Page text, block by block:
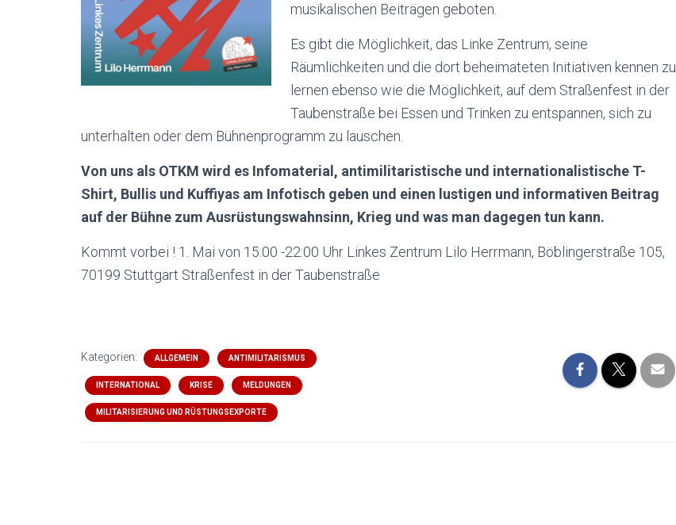
musikalischen Beiträgen geboten.
Es gibt die Möglichkeit, das Linke Zentrum, seine
Räumlichkeiten und die dort beheimateten Initiativen kennen zu
lernen ebenso wie die Möglichkeit, auf dem Straßenfest in der
Taubenstraße bei Essen und Trinken zu entspannen, sich zu
unterhalten oder dem Bühnenprogramm zu lauschen.
Von uns als OTKM wird es Infomaterial, antimilitaristische und internationalistische T-
Shirt, Bullis und Kuffiyas am Infotisch geben und einen lustigen und informativen Beitrag
auf der Bühne zum Ausrüstungswahnsinn, Krieg und was man dagegen tun kann.
Kommt vorbei ! 1. Mai von 15:00 -22:00 Uhr Linkes Zentrum Lilo Herrmann, Böblingerstraße 105,
70199 Stuttgart Straßenfest in der Taubenstraße
Kategorien: ALLGEMEIN ANTIMILITARISMUS
INTERNATIONAL KRISE MELDUNGEN
MILITARISIERUNG UND RÜSTUNGSEXPORTE